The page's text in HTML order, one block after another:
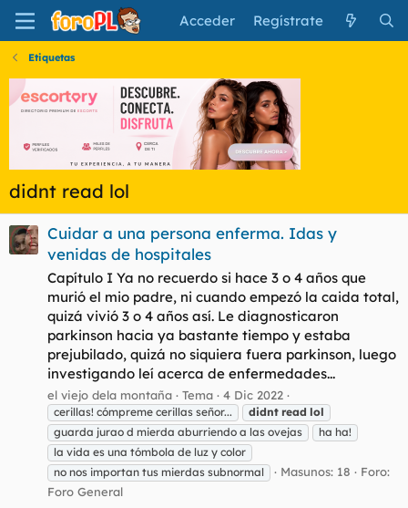
Acceder Regístrate
Etiquetas
didnt read lol
Cuidar a una persona enferma. Idas y
venidas de hospitales
Capítulo I Ya no recuerdo si hace 3 o 4 años que
murió el mio padre, ni cuando empezó la caida total,
quizá vivió 3 o 4 años así. Le diagnosticaron
parkinson hacia ya bastante tiempo y estaba
prejubilado, quizá no siquiera fuera parkinson, luego
investigando leí acerca de enfermedades...
el viejo dela montaña Tema 4 Dic 2022
cerillas! cómpreme cerillas señor... didnt read lol
guarda jurao d mierda aburriendo a las ovejas
ha ha!
la vida es una tómbola de luz y color
no nos importan tus mierdas subnormal
Masunos: 18
Foro:
Foro General